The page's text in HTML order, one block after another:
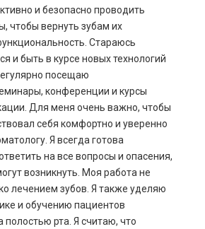
и безопасно проводить
чтобы вернуть зубам их
Cтараюсь
и быть в курсе новых технологий
посещаю
конференции и курсы
Для меня очень важно, чтобы
себя комфортно и уверенно
Я всегда готова
на все вопросы и опасения,
возникнуть. Моя работа не
лечением зубов. Я также уделяю
и обучению пациентов
полостью рта. Я считаю, что